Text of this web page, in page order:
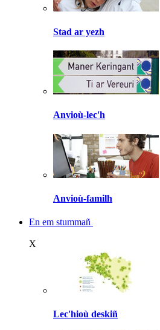
Stad ar yezh
Anvioù-lec'h
Anvioù-familh
En em stummañ
X
Lec'hioù deskiñ